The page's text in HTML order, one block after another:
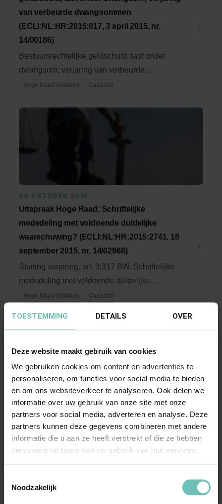
TOESTEMMING DETAILS OVER
Deze website maakt gebruik van cookies
We gebruiken cookies om content en advertenties te
personaliseren, om functies voor social media te bieden
en om ons websiteverkeer te analyseren. Ook delen we
informatie over uw gebruik van onze site met onze
partners voor social media, adverteren en analyse. Deze
partners kunnen deze gegevens combineren met andere
informatie die u aan ze heeft verstrekt of die ze hebben
verzameld op basis van uw gebruik van hun services.
Noodzakelijk
van verbeurde dwangsommen
(ECLI:NL:HR:2015:817, 3 april 2015, nr.
14/00186)
Bestuursrechtelijke geldschuld; last onder
dwangsom; verjaring van verbeurde
dwangsommen (art. 5:35 ...
Hoge Raad Updates Cassatie
06 OKTOBER 2015
Uitspraak Hoge Raad: Schriftelijke
mededeling met voldoende duidelijke
waarschuwing? (ECLI:NL:HR:2015:2741, 18
september 2015, nr. 14/02968)
Stuiting verjaring, art. 3:317 BW. Schriftelijke
mededeling met voldoende duidelijke
waarschuwing? ...
Hoge Raad Updates Cassatie
09 OKTOBER 2020
Uitspraak Hoge Raad: Vermogensrecht
(ECLI:NL:HR:2020:1603, 9 oktober 2020, 19-
00895)
schade wegens ondeugdelijk belastingadvies. ...
Hoge Raad Updates